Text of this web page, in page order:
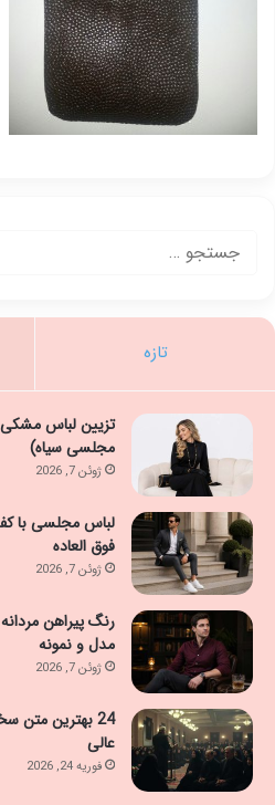
تازه
مجلسی سیاه)
ژوئن 7, 2026
فوق العاده
ژوئن 7, 2026
مدل و نمونه
ژوئن 7, 2026
عالی
فوریه 24, 2026